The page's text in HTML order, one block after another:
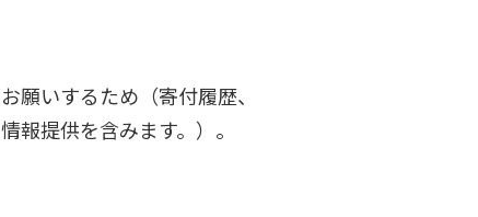
願いするため（寄付履歴、
提供を含みます。）。